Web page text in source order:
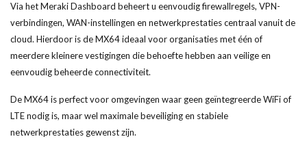
Via het Meraki Dashboard beheert u eenvoudig firewallregels, VPN-
verbindingen, WAN-instellingen en netwerkprestaties centraal vanuit de
cloud. Hierdoor is de MX64 ideaal voor organisaties met één of
meerdere kleinere vestigingen die behoefte hebben aan veilige en
eenvoudig beheerde connectiviteit.
De MX64 is perfect voor omgevingen waar geen geïntegreerde WiFi of
LTE nodig is, maar wel maximale beveiliging en stabiele
netwerkprestaties gewenst zijn.